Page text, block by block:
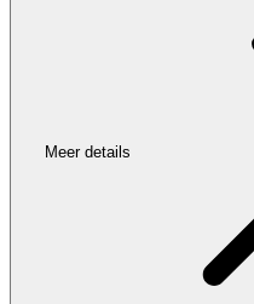
Meer details